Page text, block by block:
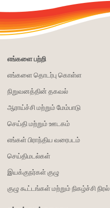
எங்களை பற்றி
எங்களை தொடர்பு கொள்ள
நிறுவனத்தின் தகவல்
ஆராய்ச்சி மற்றும் மேம்பாடு
செய்தி மற்றும் ஊடகம்
எங்கள் பிராந்திய வரைபடம்
செய்திமடல்கள்
இயக்குநர்கள் குழு
குழு கூட்டங்கள் மற்றும் நிகழ்ச்சி நிரல்